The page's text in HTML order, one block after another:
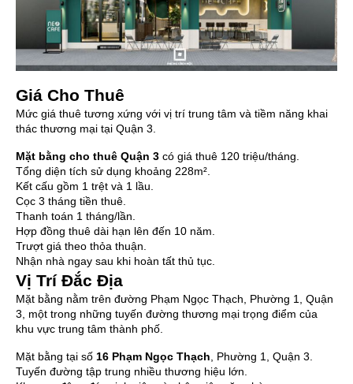
Giá Cho Thuê
Mức giá thuê tương xứng với vị trí trung tâm và tiềm năng khai
thác thương mại tại Quận 3.
Mặt bằng cho thuê Quận 3 có giá thuê 120 triệu/tháng.
Tổng diện tích sử dụng khoảng 228m².
Kết cấu gồm 1 trệt và 1 lầu.
Cọc 3 tháng tiền thuê.
Thanh toán 1 tháng/lần.
Hợp đồng thuê dài hạn lên đến 10 năm.
Trượt giá theo thỏa thuận.
Nhận nhà ngay sau khi hoàn tất thủ tục.
Vị Trí Đắc Địa
Mặt bằng nằm trên đường Phạm Ngọc Thạch, Phường 1, Quận
3, một trong những tuyến đường thương mại trọng điểm của
khu vực trung tâm thành phố.
Mặt bằng tại số 16 Phạm Ngọc Thạch, Phường 1, Quận 3.
Tuyến đường tập trung nhiều thương hiệu lớn.